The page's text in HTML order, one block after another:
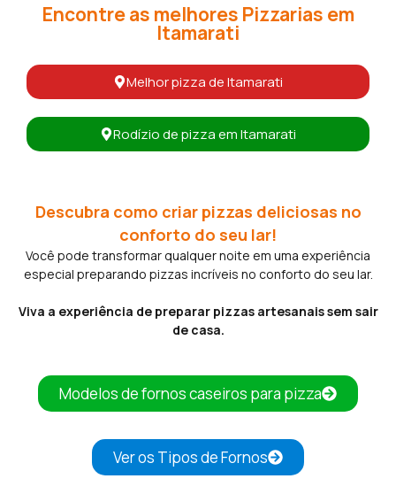
Encontre as melhores Pizzarias em
Itamarati
Melhor pizza de Itamarati
Rodízio de pizza em Itamarati
Descubra como criar pizzas deliciosas no
conforto do seu lar!
Você pode transformar qualquer noite em uma experiência
especial preparando pizzas incríveis no conforto do seu lar.
Viva a experiência de preparar pizzas artesanais sem sair
de casa.
Modelos de fornos caseiros para pizza
Ver os Tipos de Fornos